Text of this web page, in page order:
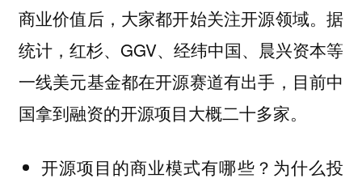
商业价值后，大家都开始关注开源领域。据
统计，红杉、GGV、经纬中国、晨兴资本等
一线美元基金都在开源赛道有出手，目前中
国拿到融资的开源项目大概二十多家。
开源项目的商业模式有哪些？为什么投